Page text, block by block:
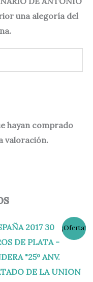
una alegoría del
hayan comprado
valoración.
¡Oferta!
El
precio
original
era:
55,00 €.
El
precio
actual
es:
49,95 €.